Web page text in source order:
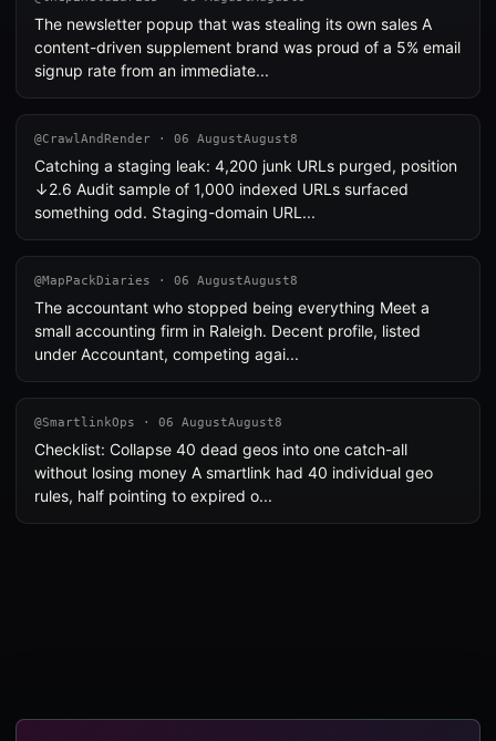
The newsletter popup that was stealing its own sales A
content-driven supplement brand was proud of a 5% email
signup rate from an immediate...
@CrawlAndRender · 06 AugustAugust8
Catching a staging leak: 4,200 junk URLs purged, position
↓2.6 Audit sample of 1,000 indexed URLs surfaced
something odd. Staging-domain URL...
@MapPackDiaries · 06 AugustAugust8
The accountant who stopped being everything Meet a
small accounting firm in Raleigh. Decent profile, listed
under Accountant, competing agai...
@SmartlinkOps · 06 AugustAugust8
Checklist: Collapse 40 dead geos into one catch-all
without losing money A smartlink had 40 individual geo
rules, half pointing to expired o...